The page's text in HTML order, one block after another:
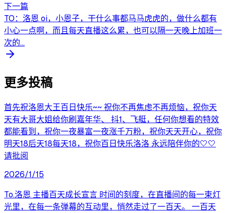
下一篇
TO：洛恩 oi，小恩子，干什么事都马马虎虎的，做什么都有
小心一点啊，而且每天直播这么累，也可以隔一天晚上加班一
次的...
更多投稿
首先祝洛恩大王百日快乐~~ 祝你不再焦虑不再烦恼，祝你天
天有大哥大姐给你刷嘉年华、 抖1、飞艇，任何你想看的特效
都能看到，祝你一夜暴富一夜涨千万粉，祝你天天开心，祝你
明天18后天18每天18，祝你百日快乐洛洛 永远陪伴你的🤍🤍
请批阅
2026/1/15
To.洛恩 主播百天成长宣言 时间的刻度，在直播间的每一束灯
光里，在每一条弹幕的互动里，悄然走过了一百天。 一百天